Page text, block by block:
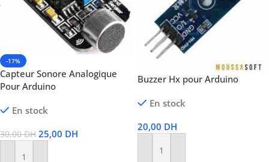
-17%
Capteur Sonore Analogique
Pour Arduino
En stock
30,00DH 25,00 DH
Buzzer Hx pour Arduino
En stock
20,00 DH
Ajouter Au Panier